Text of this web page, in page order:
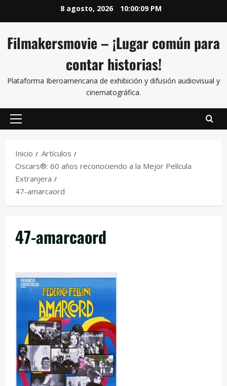
8 agosto, 2026 10:00:09 PM
Filmakersmovie – ¡Lugar común para
contar historias!
Plataforma Iberoamericana de exhibición y difusión audiovisual y
cinematográfica.
Inicio
Artículos
Oscars®: 60 años reconociendo a la Mejor Película
Extranjera
47-amarcaord
47-amarcaord